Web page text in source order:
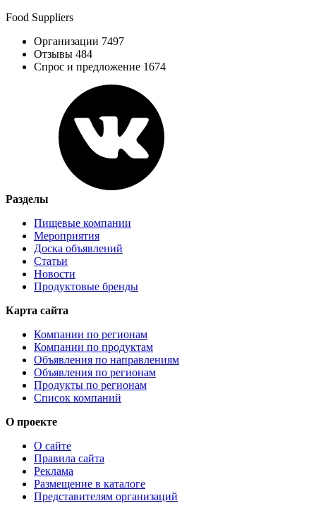
Food Suppliers
Организации 7497
Отзывы 484
Спрос и предложение 1674
Разделы
Пищевые компании
Мероприятия
Доска объявлений
Статьи
Новости
Продуктовые бренды
Карта сайта
Компании по регионам
Компании по продуктам
Объявления по направлениям
Объявления по регионам
Продукты по регионам
Список компаний
О проекте
О сайте
Правила сайта
Реклама
Размещение в каталоге
Представителям организаций